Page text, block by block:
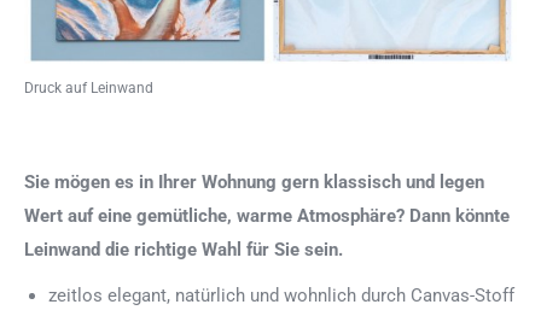
Druck auf Leinwand
Sie mögen es in Ihrer Wohnung gern klassisch und legen
Wert auf eine gemütliche, warme Atmosphäre? Dann könnte
Leinwand die richtige Wahl für Sie sein.
zeitlos elegant, natürlich und wohnlich durch Canvas-Stoff